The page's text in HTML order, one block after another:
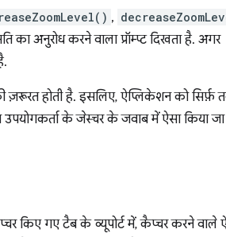
,
अनुरोध करने वाला प्रॉम्प्ट दिखता है. अगर
ज़रूरत होती है. इसलिए, ऐप्लिकेशन को सिर्फ़
के जेस्चर के जवाब में ऐसा किया जा
किए गए टैब के व्यूपोर्ट में, कैप्चर करने वाले